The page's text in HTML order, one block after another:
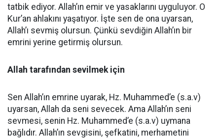
tatbik ediyor. Allah’ın emir ve yasaklarını uyguluyor. O
Kur’an ahlakını yaşatıyor. İşte sen de ona uyarsan,
Allah’ı sevmiş olursun. Çünkü sevdiğin Allah’ın bir
emrini yerine getirmiş olursun.
Allah tarafından sevilmek için
Sen Allah’ın emrine uyarak, Hz. Muhammed’e (s.a.v)
uyarsan, Allah da seni sevecek. Ama Allah’ın seni
sevmesi, senin Hz. Muhammed’e (s.a.v) uymana
bağlıdır. Allah’ın sevgisini, şefkatini, merhametini